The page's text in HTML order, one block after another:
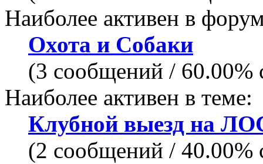
Наиболее активен в
Охота и Собаки
(3 сообщений / 60.00%
Наиболее активен в теме:
Клубной выезд на
(2 сообщений / 40.00%